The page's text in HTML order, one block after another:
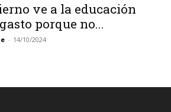
ve a la educación
porque no...
- 14/10/2024